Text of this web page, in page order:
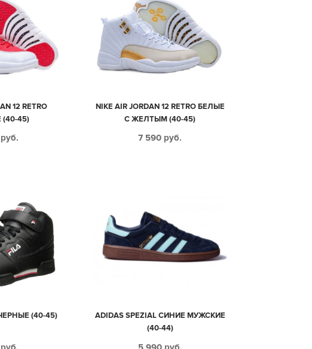
12 RETRO
45)
руб.
NIKE AIR JORDAN 12 RETRO БЕЛЫЕ
С ЖЕЛТЫМ (40-45)
7 590 руб.
(40-45)
ADIDAS SPEZIAL СИНИЕ МУЖСКИЕ
(40-44)